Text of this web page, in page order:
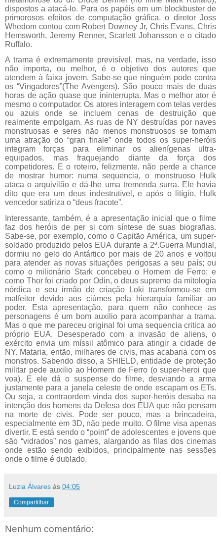
dispostos a atacá-lo. Para os papéis em um blockbuster de
primorosos efeitos de computação gráfica, o diretor Joss
Whedom contou com Robert Downey Jr, Chris Evans, Chris
Hemsworth, Jeremy Renner, Scarlett Johansson e o citado
Ruffalo.
A trama é extremamente previsível, mas, na verdade, isso
não importa, ou melhor, é o objetivo dos autores que
atendem à faixa jovem. Sabe-se que ninguém pode contra
os “Vingadores”(The Avengers). São pouco mais de duas
horas de ação quase que ininterrupta. Mas o melhor ator é
mesmo o computador. Os atores interagem com telas verdes
ou azuis onde se incluem cenas de destruição que
realmente empolgam. As ruas de NY destruídas por naves
monstruosas e seres não menos monstruosos se tornam
uma atração do “gran finale” onde todos os super-heróis
integram forças para eliminar os alienígenas ultra-
equipados, mas fraquejando diante da força dos
competidores. E o roteiro, felizmente, não perde a chance
de mostrar humor: numa sequencia, o monstruoso Hulk
ataca o arquivilão e dá-lhe uma tremenda surra. Ele havia
dito que era um deus indestrutível, e após o litígio, Hulk
vencedor satiriza o “deus fracote”.
Interessante, também, é a apresentação inicial que o filme
faz dos heróis de per si com síntese de suas biografias.
Sabe-se, por exemplo, como o Capitão América, um super-
soldado produzido pelos EUA durante a 2ª.Guerra Mundial,
dormiu no gelo do Antártico por mais de 20 anos e voltou
para atender as novas situações perigosas a seu país; ou
como o milionário Stark concebeu o Homem de Ferro; e
como Thor foi criado por Odin, o deus supremo da mitologia
nórdica e seu irmão de criação Loki transformou-se em
malfeitor devido aos ciúmes pela hierarquia familiar ao
poder. Esta apresentação, para quem não conhece as
personagens é um bom auxilio para acompanhar a trama.
Mas o que me pareceu original foi uma sequencia critica ao
próprio EUA. Desesperado com a invasão de aliens, o
exército envia um míssil atômico para atingir a cidade de
NY. Mataria, então, milhares de civis, mas acabaria com os
monstros. Sabendo disso, a SHIELD, entidade de proteção
militar pede auxilio ao Homem de Ferro (o super-heroi que
voa). E ele dá o suspense do filme, desviando a arma
justamente para a janela celeste de onde escapam os ETs.
Ou seja, a contraordem vinda dos super-heróis desaba na
intenção dos homens da Defesa dos EUA que não pensam
na morte de civis. Pode ser pouco, mas a brincadeira,
especialmente em 3D, não pede muito. O filme visa apenas
divertir. E está sendo o “point” de adolescentes e jovens que
são “vidrados” nos games, alargando as filas dos cinemas
onde estão sendo exibidos, principalmente nas sessões
onde o filme é dublado.
Luzia Álvares às 04:05
Compartilhar
Nenhum comentário: